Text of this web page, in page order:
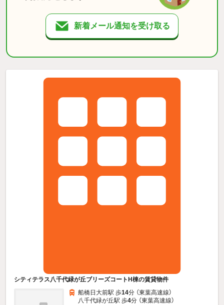
新着メール通知を受け取る
シティテラス八千代緑が丘ブリーズコートH棟の賃貸物件
船橋日大前駅 歩14分 （東葉高速線）
八千代緑が丘駅 歩4分 （東葉高速線）